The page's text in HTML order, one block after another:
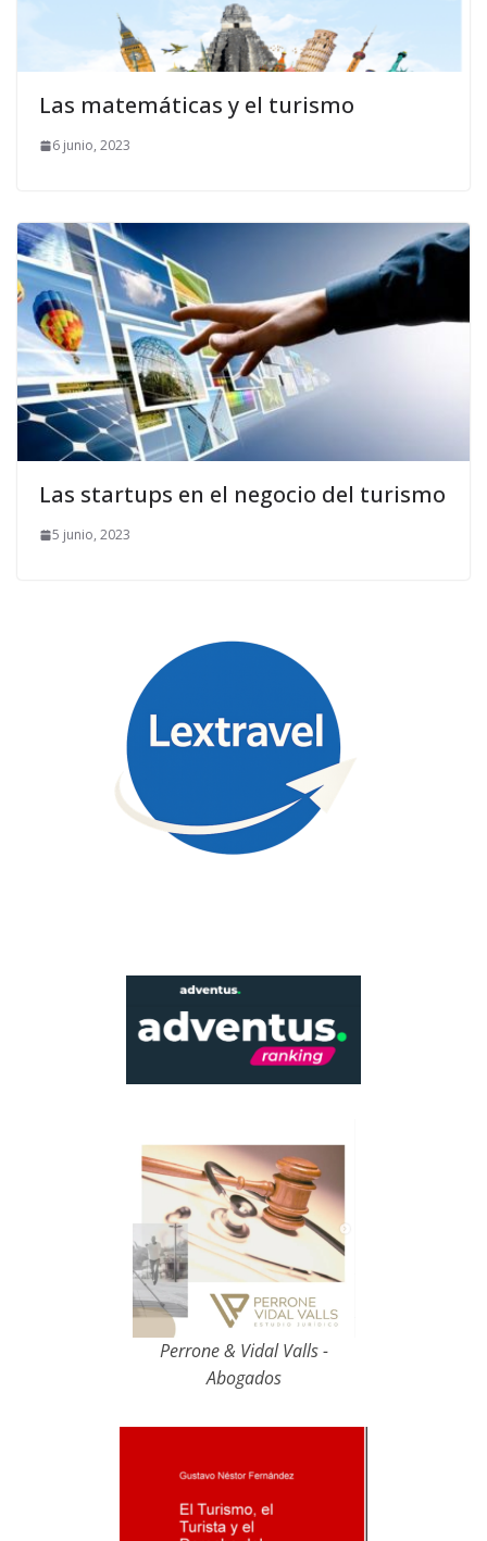
Las matemáticas y el turismo
6 junio, 2023
Las startups en el negocio del turismo
5 junio, 2023
Perrone & Vidal Valls -
Abogados